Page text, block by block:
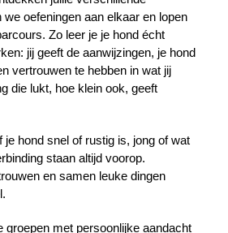
we oefeningen aan elkaar en lopen
Zo leer je je hond écht
jij geeft de aanwijzingen, je hond
vertrouwen te hebben in wat jij
die lukt, hoe klein ook, geeft
je hond snel of rustig is, jong of wat
staan altijd voorop.
en samen leuke dingen
groepen met persoonlijke aandacht